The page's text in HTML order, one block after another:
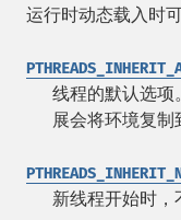
运行时动态载入时可
线程的默认选
展会将环境复制
新线程开始时，